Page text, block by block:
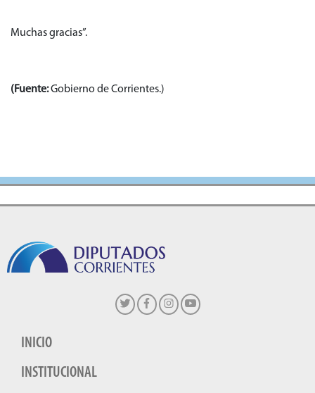
Muchas gracias”.
(Fuente:Gobierno de Corrientes.)
INICIO
INSTITUCIONAL